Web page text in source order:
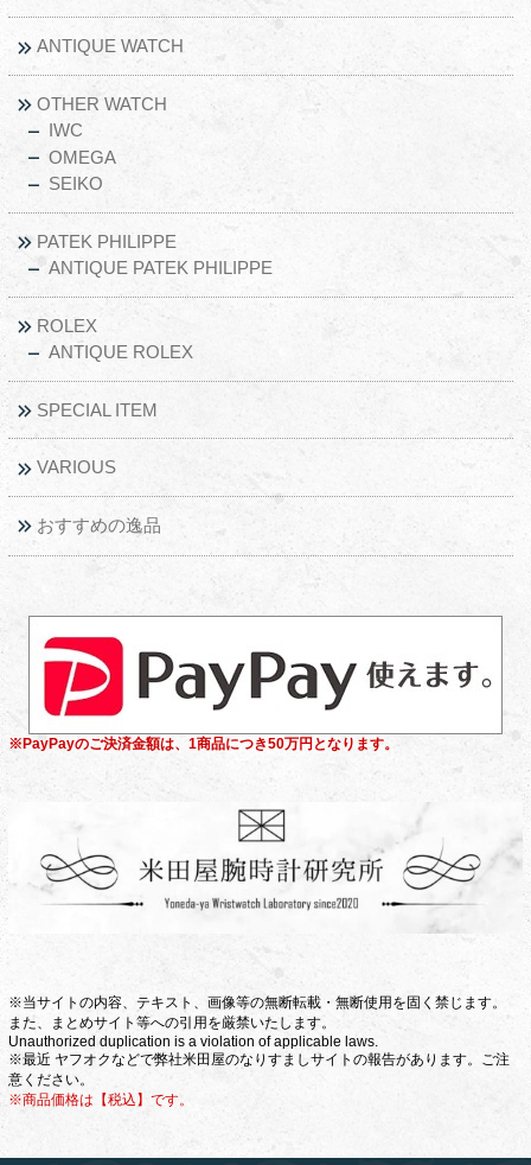
ANTIQUE WATCH
OTHER WATCH
IWC
OMEGA
SEIKO
PATEK PHILIPPE
ANTIQUE PATEK PHILIPPE
ROLEX
ANTIQUE ROLEX
SPECIAL ITEM
VARIOUS
おすすめの逸品
※PayPayのご決済金額は、1商品につき50万円となります。
※当サイトの内容、テキスト、画像等の無断転載・無断使用を固く禁じます。
また、まとめサイト等への引用を厳禁いたします。
Unauthorized duplication is a violation of applicable laws.
※最近 ヤフオクなどで弊社米田屋のなりすましサイトの報告があります。ご注
意ください。
※商品価格は【税込】です。